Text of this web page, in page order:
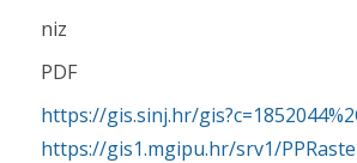
niz
PDF
https://gis.sinj.hr/
https://gis1.mgipu.hr/srv1/